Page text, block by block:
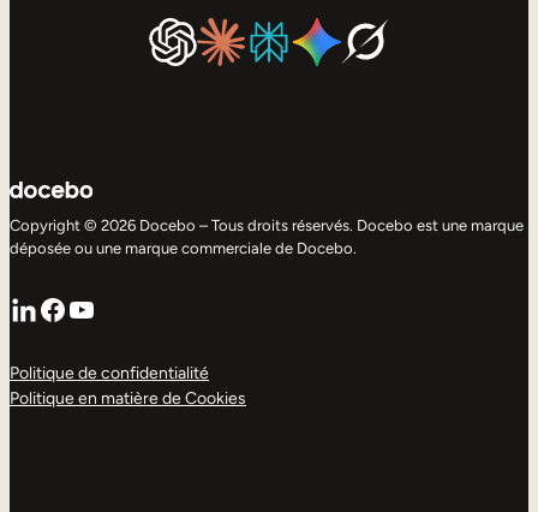
Copyright © 2026 Docebo – Tous droits réservés. Docebo est une marque
déposée ou une marque commerciale de Docebo.
LinkedIn
Facebook
YouTube
Politique de confidentialité
Politique en matière de Cookies